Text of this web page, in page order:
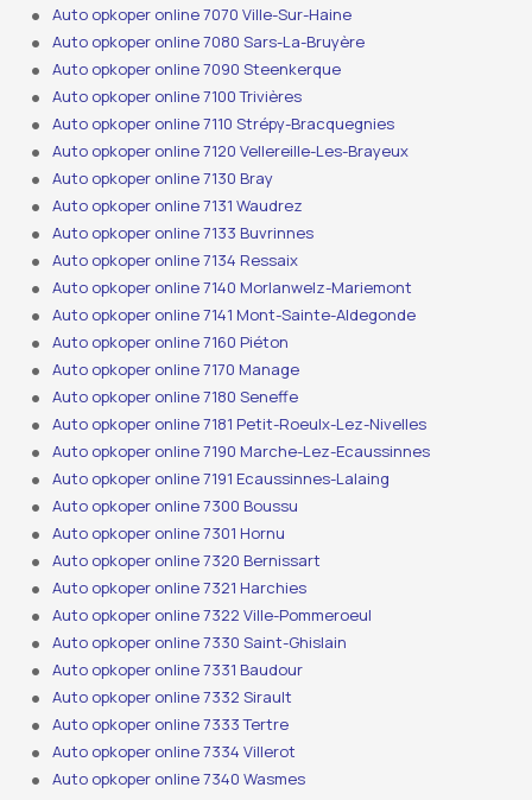
Auto opkoper online 7070 Ville-Sur-Haine
Auto opkoper online 7080 Sars-La-Bruyère
Auto opkoper online 7090 Steenkerque
Auto opkoper online 7100 Trivières
Auto opkoper online 7110 Strépy-Bracquegnies
Auto opkoper online 7120 Vellereille-Les-Brayeux
Auto opkoper online 7130 Bray
Auto opkoper online 7131 Waudrez
Auto opkoper online 7133 Buvrinnes
Auto opkoper online 7134 Ressaix
Auto opkoper online 7140 Morlanwelz-Mariemont
Auto opkoper online 7141 Mont-Sainte-Aldegonde
Auto opkoper online 7160 Piéton
Auto opkoper online 7170 Manage
Auto opkoper online 7180 Seneffe
Auto opkoper online 7181 Petit-Roeulx-Lez-Nivelles
Auto opkoper online 7190 Marche-Lez-Ecaussinnes
Auto opkoper online 7191 Ecaussinnes-Lalaing
Auto opkoper online 7300 Boussu
Auto opkoper online 7301 Hornu
Auto opkoper online 7320 Bernissart
Auto opkoper online 7321 Harchies
Auto opkoper online 7322 Ville-Pommeroeul
Auto opkoper online 7330 Saint-Ghislain
Auto opkoper online 7331 Baudour
Auto opkoper online 7332 Sirault
Auto opkoper online 7333 Tertre
Auto opkoper online 7334 Villerot
Auto opkoper online 7340 Wasmes